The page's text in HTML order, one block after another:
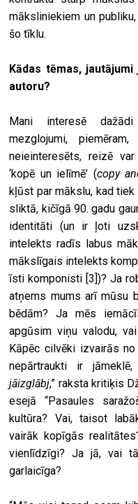
māksliniekiem un
šo tīklu.
Kādas tēmas,
autoru?
Mani interesē
mezglojumi,
neieinteresēts, reizē
‘kopē un ielīmē’ (copy
kļūst par mākslu, kad
sliktā, kičīgā 90. gadu
identitāti (un ir ļoti
intelekts radīs labus
mākslīgais intelekts
īsti komponisti [3])? Ja
atņems mums arī mūsu
bēdām? Ja mēs
apgūsim viņu valodu,
Kāpēc cilvēki izvairās
nepārtraukti ir
jāizglābj,” raksta kritiķis
esejā “Pasaules
kultūra? Vai, taisot
vairāk kopīgās
vienlīdzīgi? Ja jā, vai
garlaicīga?